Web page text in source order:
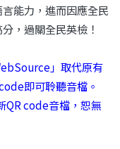
能力，進而因應全民
，過關全民英檢！
」取代原有
即可聆聽音檔。
QR code音檔，恕無